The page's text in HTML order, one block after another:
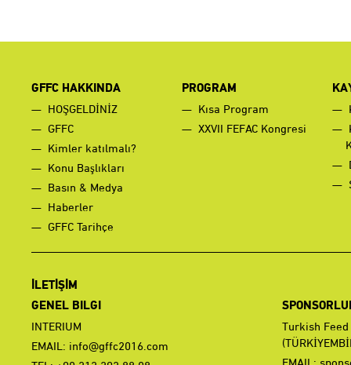
GFFC HAKKINDA
HOŞGELDİNİZ
GFFC
Kimler katılmalı?
Konu Başlıkları
Basın & Medya
Haberler
GFFC Tarihçe
PROGRAM
Kısa Program
XXVII FEFAC Kongresi
İLETİŞİM
GENEL BILGI
INTERIUM
EMAIL: info@gffc2016.com
Turkish
EMAIL: